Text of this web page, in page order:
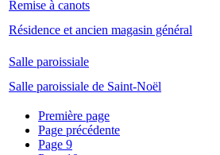
Remise à canots
Résidence et ancien magasin général
Salle paroissiale
Salle paroissiale de Saint-Noël
Première page
Page précédente
Page 9